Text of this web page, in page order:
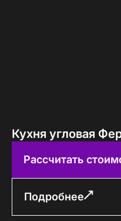
Кухня угловая
Рассчитать
Подробнее